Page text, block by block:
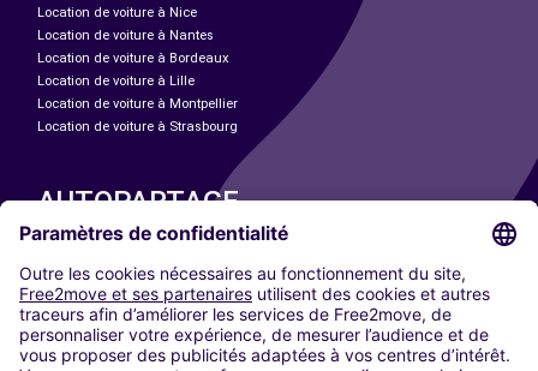
Location de voiture à Nice
Location de voiture à Nantes
Location de voiture à Bordeaux
Location de voiture à Lille
Location de voiture à Montpellier
Location de voiture à Strasbourg
AUTOPARTAGE
Paris
Madrid
Washington DC
Milan
Rome